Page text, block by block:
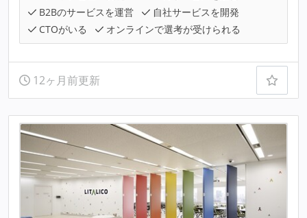
B2Bのサービスを運営
自社サービスを開発
CTOがいる
オンラインで選考が受けられる
12ヶ月前更新